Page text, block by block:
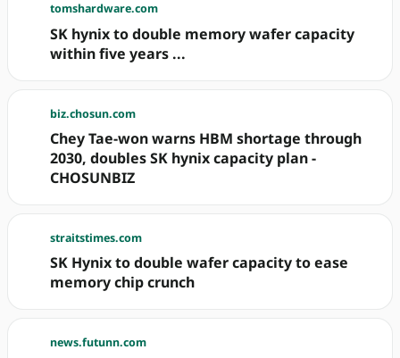
tomshardware.com
SK hynix to double memory wafer capacity
within five years ...
biz.chosun.com
Chey Tae-won warns HBM shortage through
2030, doubles SK hynix capacity plan -
CHOSUNBIZ
straitstimes.com
SK Hynix to double wafer capacity to ease
memory chip crunch
news.futunn.com